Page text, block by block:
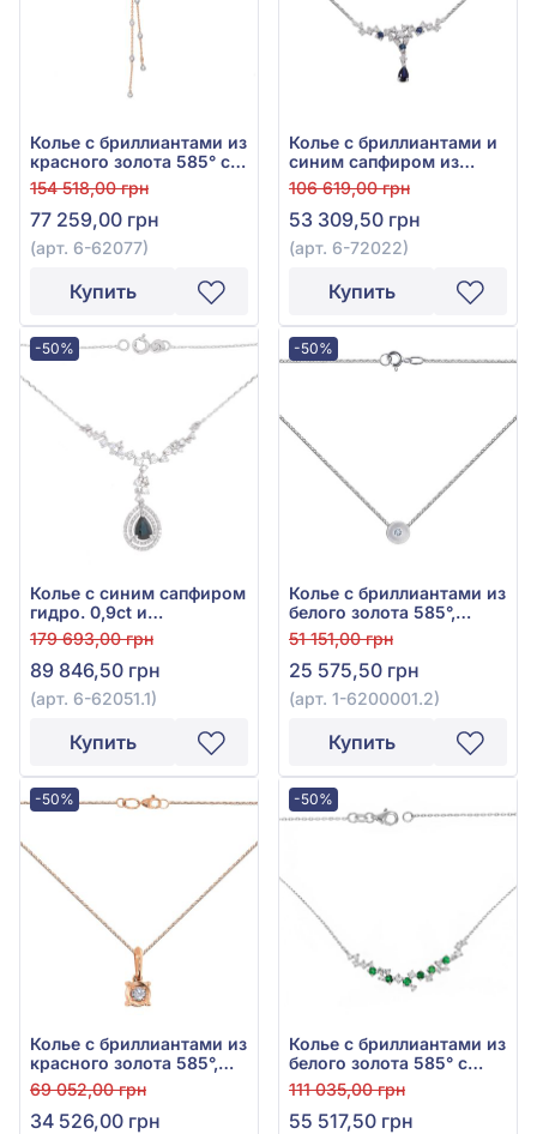
Колье с бриллиантами из
красного золота 585° с
бриллиантом 0,37ct, арт.
6-62077
154 518,00 грн
77 259,00 грн
(арт. 6-62077)
Купить
Колье с бриллиантами и
синим сапфиром из
белого золота 585°, арт.
6-72022
106 619,00 грн
53 309,50 грн
(арт. 6-72022)
Купить
-50%
Колье с синим сапфиром
гидро. 0,9ct и
бриллиантами 0,66ct из
белого золота 585°, арт.
6-62051.1
179 693,00 грн
89 846,50 грн
(арт. 6-62051.1)
Купить
-50%
Колье с бриллиантами из
белого золота 585°,
бриллиант 0,03ct, арт. 1-
6200001.2
51 151,00 грн
25 575,50 грн
(арт. 1-6200001.2)
Купить
-50%
Колье с бриллиантами из
красного золота 585°,
бриллиант 0,09ct, арт.
7104827201
69 052,00 грн
34 526,00 грн
-50%
Колье с бриллиантами из
белого золота 585° с
зелёным изумрудом
0,29ct и бриллиантом
0,28ct, арт. 6-72020из
111 035,00 грн
55 517,50 грн